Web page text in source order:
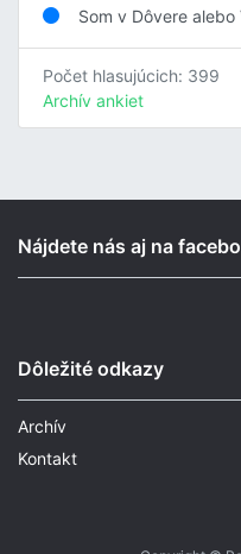
Som v Dôvere
Počet hlasujúcich: 399
Archív ankiet
Nájdete nás aj na
Dôležité odkazy
Archív
Kontakt